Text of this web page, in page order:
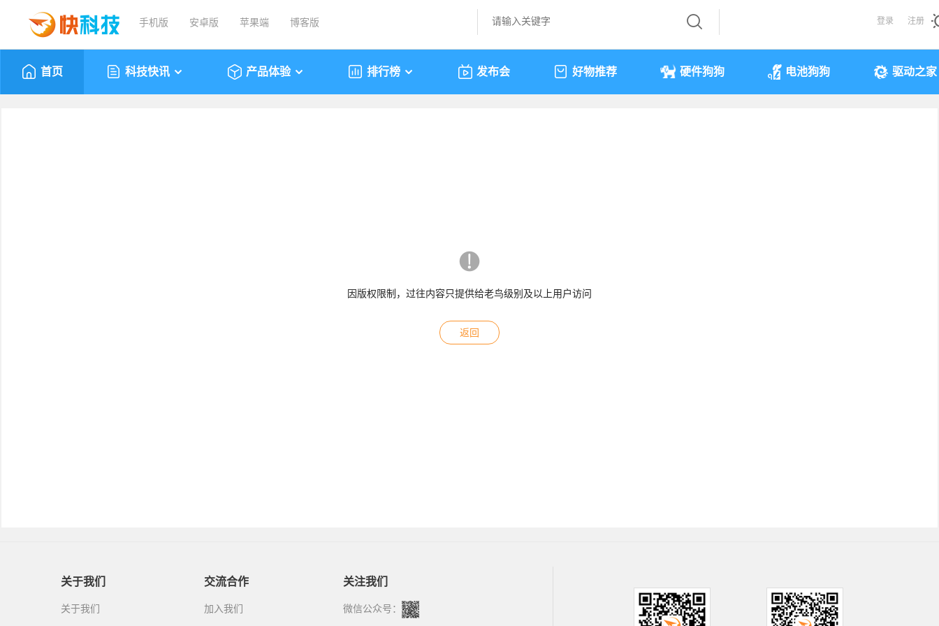
手机版 安卓版 苹果端 博客版 登录 注册
首页 科技快讯 产品体验 排行榜 发布会 好物推荐 硬件狗狗 电池狗狗 驱动之家
因版权限制，过往内容只提供给老鸟级别及以上用户访问
返回
关于我们
关于我们
交流合作
加入我们
关注我们
微信公众号：